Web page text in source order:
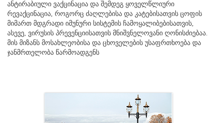
ანტირაბიული ვაქცინაცია და შემდეგ ყოველწლიური
რევაქცინაცია, როგორც ძაღლებისა და კატებისათვის ცოფის
მიმართ მდგრადი იმუნური სისტემის ჩამოყალიბებისათვის,
ასევე, ვირუსის პრევენციისათვის მნიშვნელოვანი ღონისძიებაა.
მის მიზანს მოსახლეობისა და ცხოველების უსაფრთხოება და
ჯანმრთელობა წარმოადგენს